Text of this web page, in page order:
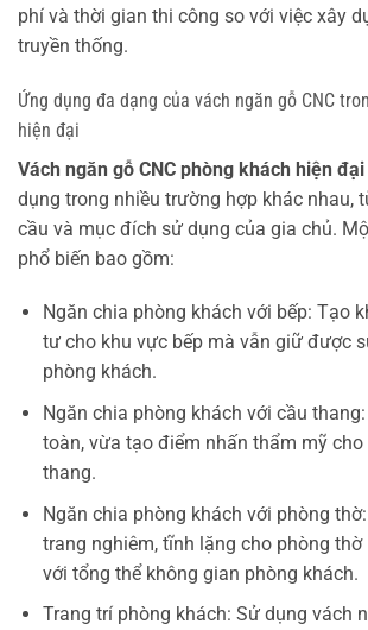
phí và thời gian thi công so với việc xây
truyền thống.
Ứng dụng đa dạng của vách ngăn gỗ CNC
hiện đại
Vách ngăn gỗ CNC phòng khách hiện đại
dụng trong nhiều trường hợp khác nhau,
cầu và mục đích sử dụng của gia chủ.
phổ biến bao gồm:
Ngăn chia phòng khách với bếp: Tạo
tư cho khu vực bếp mà vẫn giữ được
phòng khách.
Ngăn chia phòng khách với cầu
toàn, vừa tạo điểm nhấn thẩm mỹ cho
thang.
Ngăn chia phòng khách với phòng
trang nghiêm, tĩnh lặng cho phòng thờ
với tổng thể không gian phòng khách.
Trang trí phòng khách: Sử dụng vách